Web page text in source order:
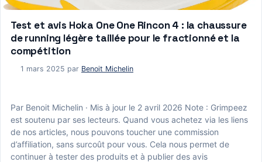
Test et avis Hoka One One Rincon 4 : la chaussure
de running légère taillée pour le fractionné et la
compétition
1 mars 2025 par Benoit Michelin
Par Benoit Michelin · Mis à jour le 2 avril 2026 Note : Grimpeez
est soutenu par ses lecteurs. Quand vous achetez via les liens
de nos articles, nous pouvons toucher une commission
d’affiliation, sans surcoût pour vous. Cela nous permet de
continuer à tester des produits et à publier des avis